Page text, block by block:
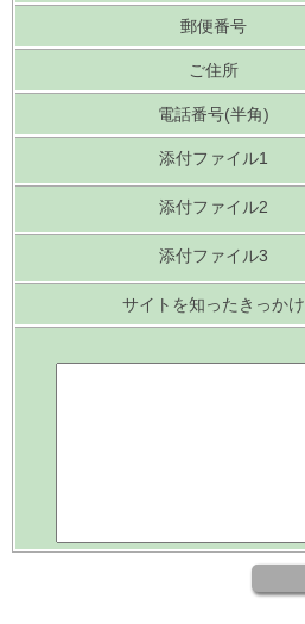
郵便番号
ご住所
電話番号(半角)
添付ファイル1
添付ファイル2
添付ファイル3
サイトを知ったきっかけ